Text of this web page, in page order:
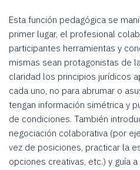
Esta función pedagógica se
primer lugar, el profesional
participantes herramientas y
mismas sean protagonistas de
claridad los principios jurídicos
cada uno, no para abrumar o
tengan información simétrica y
de condiciones. También
negociación colaborativa (por
vez de posiciones, practicar la
opciones creativas, etc.) y guía